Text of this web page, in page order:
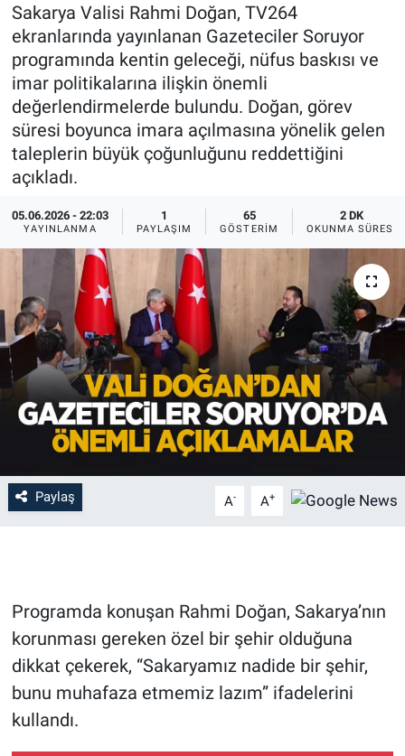
Sakarya Valisi Rahmi Doğan, TV264
ekranlarında yayınlanan Gazeteciler Soruyor
programında kentin geleceği, nüfus baskısı ve
imar politikalarına ilişkin önemli
değerlendirmelerde bulundu. Doğan, görev
süresi boyunca imara açılmasına yönelik gelen
taleplerin büyük çoğunluğunu reddettiğini
açıkladı.
05.06.2026 - 22:03
YAYINLANMA
1
PAYLAŞIM
65
GÖSTERIM
2 DK
OKUNMA SÜRESI
Paylaş A- A+
Programda konuşan Rahmi Doğan, Sakarya’nın
korunması gereken özel bir şehir olduğuna
dikkat çekerek, “Sakaryamız nadide bir şehir,
bunu muhafaza etmemiz lazım” ifadelerini
kullandı.